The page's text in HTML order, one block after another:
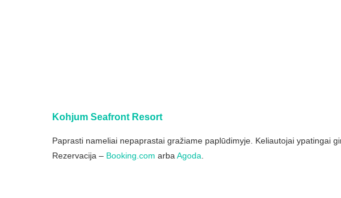
Kohjum Seafront Resort
Paprasti nameliai nepaprastai gražiame paplūdimyje. Keliautojai ypatingai
Rezervacija – Booking.com arbaAgoda.